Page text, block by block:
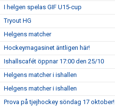
I helgen spelas GIF U15-cup
Tryout HG
Helgens matcher
Hockeymagasinet äntligen här!
Ishallscafét öppnar 17:00 den 25/10
Helgens matcher i ishallen
Helgens matcher i ishallen
Prova på tjejhockey söndag 17 oktober!